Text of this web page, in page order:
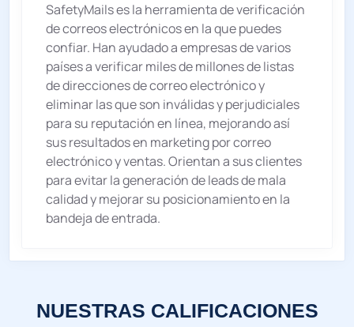
SafetyMails es la herramienta de verificación
de correos electrónicos en la que puedes
confiar. Han ayudado a empresas de varios
países a verificar miles de millones de listas
de direcciones de correo electrónico y
eliminar las que son inválidas y perjudiciales
para su reputación en línea, mejorando así
sus resultados en marketing por correo
electrónico y ventas. Orientan a sus clientes
para evitar la generación de leads de mala
calidad y mejorar su posicionamiento en la
bandeja de entrada.
NUESTRAS CALIFICACIONES